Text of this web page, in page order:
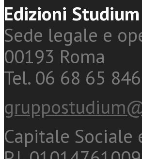
Edizioni
Sede legale e
00193 Roma
Tel. 06 68 65 846
Capitale Sociale